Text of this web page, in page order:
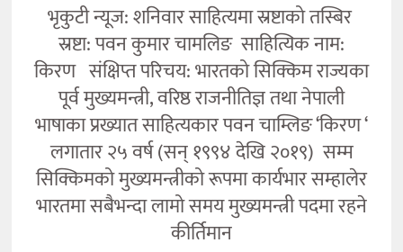
भृकुटी न्यूज: शनिवार साहित्यमा स्रष्टाको तस्बिर
स्रष्टा: पवन कुमार चामलिङ साहित्यिक नाम:
किरण संक्षिप्त परिचय: भारतको सिक्किम राज्यका
पूर्व मुख्यमन्त्री, वरिष्ठ राजनीतिज्ञ तथा नेपाली
भाषाका प्रख्यात साहित्यकार पवन चाम्लिङ ‘किरण ‘
लगातार २५ वर्ष (सन् १९९४ देखि २०१९) सम्म
सिक्किमको मुख्यमन्त्रीको रूपमा कार्यभार सम्हालेर
भारतमा सबैभन्दा लामो समय मुख्यमन्त्री पदमा रहने
कीर्तिमान